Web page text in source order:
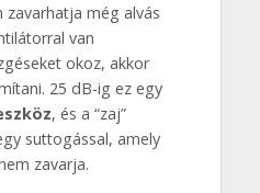
még alvás
van
okoz, akkor
25 dB-ig ez egy
, és a “zaj”
suttogással, amely
zavarja.